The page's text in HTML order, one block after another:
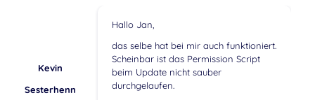
Kevin
Sesterhenn
Hallo Jan,
das selbe hat bei mir auch funktioniert.
Scheinbar ist das Permission Script
beim Update nicht sauber
durchgelaufen.